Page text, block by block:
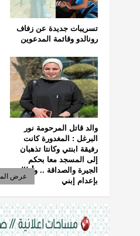
تسريبات جديدة عن زفاف
رونالدو وقائمة المدعوين
والد قاتل المرحومة نور
البرغل : المغدورة كانت
رفيقة ابنتي وكانتا تذهبان
إلى المسجد معا بحكم
الجيرة والصداقة .. وأطالب
بإعدام إبني
عرض